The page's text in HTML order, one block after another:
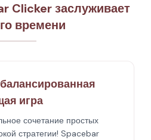
Clicker заслуживает
времени
игра
сочетание простых
стратегии! Spacebar